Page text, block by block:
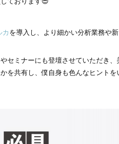
カを導入し、より細かい分析業務や
セミナーにも登壇させていただき
を共有し、僕自身も色んなヒント